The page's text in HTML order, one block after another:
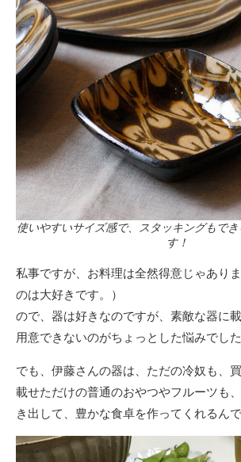
使いやすいサイズ感で、スタッキングもで
す！
私事ですが、お料理は全然得意じゃあり
のは大好きです。）
ので、器は好きなのですが、素敵な器に
用意できないのがちょっとした悩みでした
でも、伊藤さんの器は、ただの冷奴も、
載せただけの普通のおやつやフルーツも
き出して、豊かな食卓を作ってくれるんで